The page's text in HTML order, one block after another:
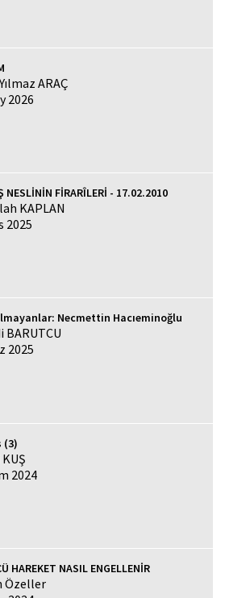
ARAÇ
2026
NESLİNİN FİRARÎLERİ - 17.02.2010
KAPLAN
2025
Necmettin Hacıeminoğlu
BARUTCU
2025
(3)
2024
HAREKET NASIL ENGELLENİR
Özeller